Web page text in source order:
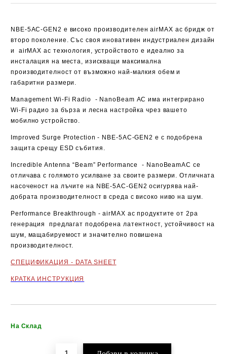
NBE-5AC-GEN2 е високо производителенairMAX ac бридж от
второ поколение. Със своя иновативен индустриален дизайн
и airMAX ac технология, устройството е идеално за
инсталация на места, изискващи максимална
производителност от възможно най-малкия обем и
габаритни размери.
Management Wi-Fi Radio - NanoBeam AC има интегрирано
Wi-Fi радио за бърза и лесна настройка чрез вашето
мобилно устройство.
Improved Surge Protection - NBE-5AC-GEN2 е с подобрена
защита срещу ESD събития.
Incredible Antenna “Beam” Performance - NanoBeamAC се
отличава с голямото усилване за своите размери. Отличната
насоченост на лъчите на NBE-5AC-GEN2 осигурява най-
добрата производителност в среда с високо ниво на шум.
Performance Breakthrough -airMAX ac продуктите от 2ра
генерация предлагат подобрена латентност, устойчивост на
шум, мащабируемост и значително повишена
производителност.
СПЕЦИФИКАЦИЯ - DATA SHEET
КРАТКА ИНСТРУКЦИЯ
На Склад